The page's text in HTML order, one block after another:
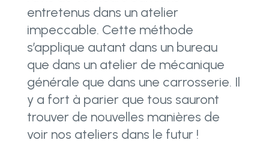
entretenus dans un atelier
impeccable. Cette méthode
s’applique autant dans un bureau
que dans un atelier de mécanique
générale que dans une carrosserie. Il
y a fort à parier que tous sauront
trouver de nouvelles manières de
voir nos ateliers dans le futur !